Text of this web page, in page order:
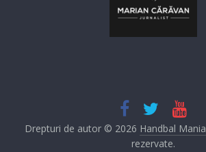
Drepturi de autor © 2026 Handbal Mania
rezervate.